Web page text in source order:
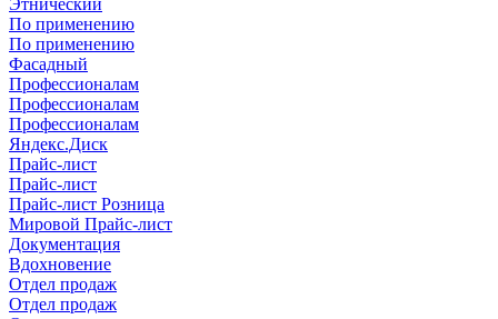
Этнический
По применению
По применению
Фасадный
Профессионалам
Профессионалам
Профессионалам
Яндекс.Диск
Прайс-лист
Прайс-лист
Прайс-лист Розница
Мировой Прайс-лист
Документация
Вдохновение
Отдел продаж
Отдел продаж